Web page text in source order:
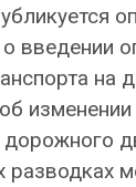
введении
на
дорожного
разводках